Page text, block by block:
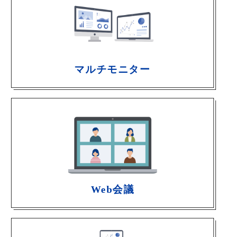
マルチモニター
Web会議